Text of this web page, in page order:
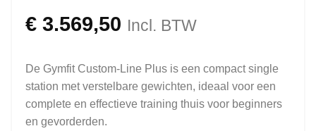
€3.569,50 Incl. BTW
De Gymfit Custom-Line Plus is een compact single
station met verstelbare gewichten, ideaal voor een
complete en effectieve training thuis voor beginners
en gevorderden.